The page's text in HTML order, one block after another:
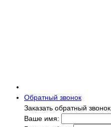
Обратный звонок
Заказать обратный звонок
Ваше имя: